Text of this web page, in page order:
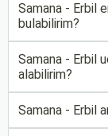
Samana - Erbil
bulabilirim?
Samana - Erbil
alabilirim?
Samana - Erbil